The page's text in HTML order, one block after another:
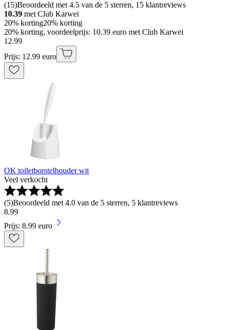
(15)Beoordeeld met 4.5 van de 5 sterren, 15 klantreviews
10.39 met Club Karwei
20% korting20% korting
20% korting, voordeelprijs: 10.39 euro met Club Karwei
12.99
Prijs: 12.99 euro
OK toiletborstelhouder wit
Veel verkocht
(5)Beoordeeld met 4.0 van de 5 sterren, 5 klantreviews
8.99
Prijs: 8.99 euro